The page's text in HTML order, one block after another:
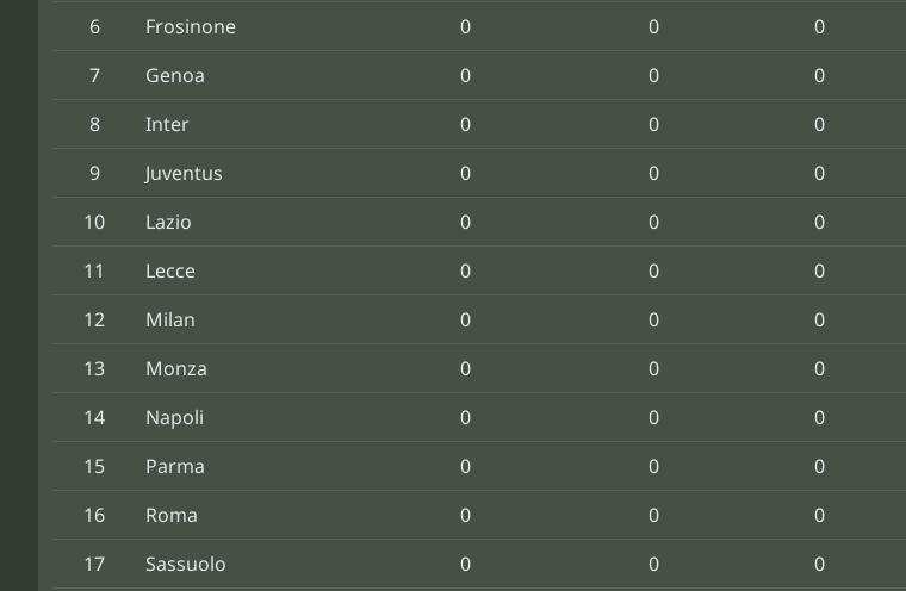
6
Frosinone 0 0 0
7
Genoa 0 0 0
8
Inter 0 0 0
9
Juventus 0 0 0
10
Lazio 0 0 0
11
Lecce 0 0 0
12
Milan 0 0 0
13
Monza 0 0 0
14
Napoli 0 0 0
15
Parma 0 0 0
16
Roma 0 0 0
17
Sassuolo 0 0 0